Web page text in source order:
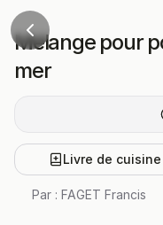
Mélange pour
mer
Livre de cuisine
Par : FAGET Francis